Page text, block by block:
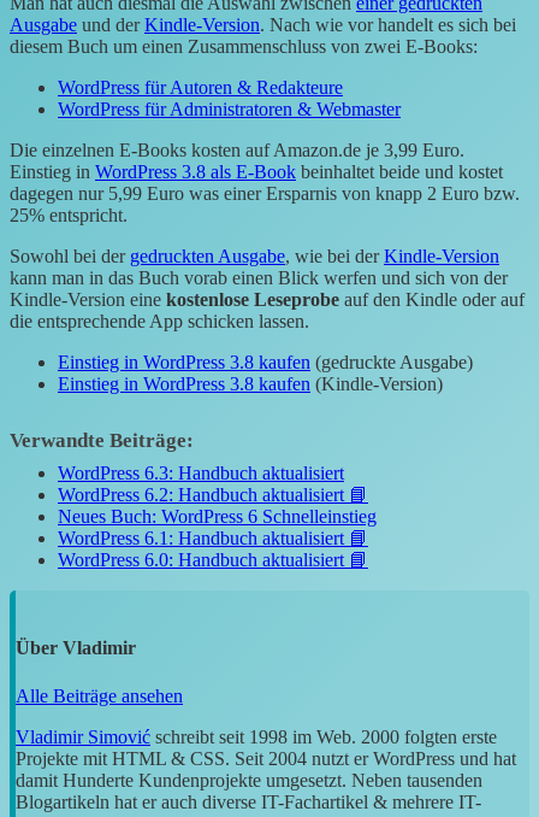
Ausgabe und derKindle-Version. Nach wie vor handelt es sich bei
diesem Buch um einen Zusammenschluss von zwei E-Books:
WordPress für Autoren & Redakteure
WordPress für Administratoren & Webmaster
Die einzelnen E-Books kosten auf Amazon.de je 3,99 Euro.
Einstieg in WordPress 3.8 als E-Book beinhaltet beide und kostet
dagegen nur 5,99 Euro was einer Ersparnis von knapp 2 Euro bzw.
25% entspricht.
Sowohl bei der gedruckten Ausgabe, wie bei derKindle-Version
kann man in das Buch vorab einen Blick werfen und sich von der
Kindle-Version eine kostenlose Leseprobe auf den Kindle oder auf
die entsprechende App schicken lassen.
Einstieg in WordPress 3.8 kaufen (gedruckte Ausgabe)
Einstieg in WordPress 3.8 kaufen (Kindle-Version)
Verwandte Beiträge:
WordPress 6.3: Handbuch aktualisiert
WordPress 6.2: Handbuch aktualisiert 📘
Neues Buch: WordPress 6 Schnelleinstieg
WordPress 6.1: Handbuch aktualisiert 📘
WordPress 6.0: Handbuch aktualisiert 📘
Über Vladimir
Alle Beiträge ansehen
Vladimir Simović schreibt seit 1998 im Web. 2000 folgten erste
Projekte mit HTML & CSS. Seit 2004 nutzt er WordPress und hat
damit Hunderte Kundenprojekte umgesetzt. Neben tausenden
Blogartikeln hat er auch diverse IT-Fachartikel & mehrere IT-